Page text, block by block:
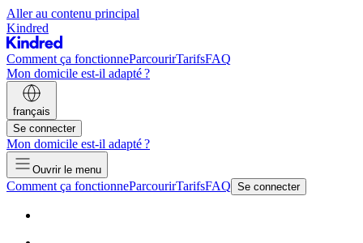
Aller au contenu principal
Kindred
Comment ça fonctionneParcourirTarifsFAQ
Mon domicile est-il adapté ?
français
Se connecter
Mon domicile est-il adapté ?
Ouvrir le menu
Comment ça fonctionneParcourirTarifsFAQ Se connecter